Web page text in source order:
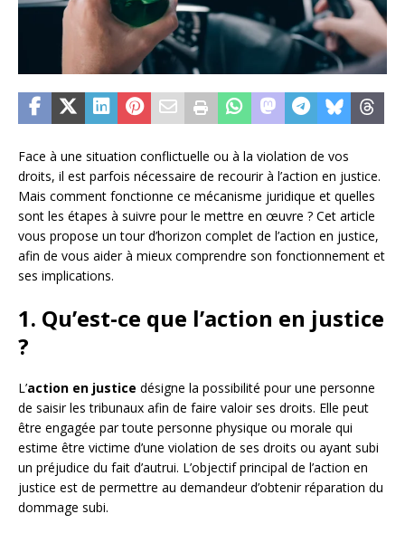
Face à une situation conflictuelle ou à la violation de vos
droits, il est parfois nécessaire de recourir à l’action en justice.
Mais comment fonctionne ce mécanisme juridique et quelles
sont les étapes à suivre pour le mettre en œuvre ? Cet article
vous propose un tour d’horizon complet de l’action en justice,
afin de vous aider à mieux comprendre son fonctionnement et
ses implications.
1. Qu’est-ce que l’action en justice
?
L’action en justice désigne la possibilité pour une personne
de saisir les tribunaux afin de faire valoir ses droits. Elle peut
être engagée par toute personne physique ou morale qui
estime être victime d’une violation de ses droits ou ayant subi
un préjudice du fait d’autrui. L’objectif principal de l’action en
justice est de permettre au demandeur d’obtenir réparation du
dommage subi.